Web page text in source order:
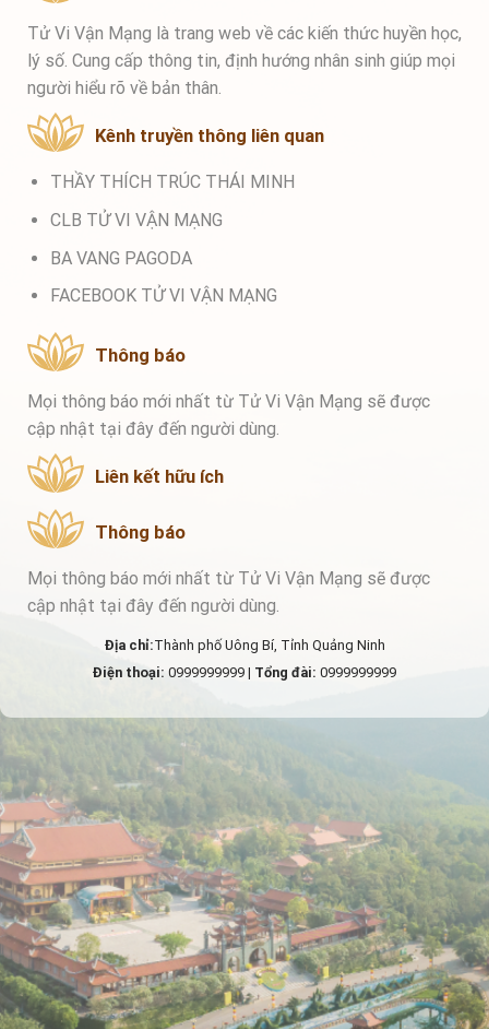
Tử Vi Vận Mạng là trang web về các kiến thức huyền học,
lý số. Cung cấp thông tin, định hướng nhân sinh giúp mọi
người hiểu rõ về bản thân.
Kênh truyền thông liên quan
THẦY THÍCH TRÚC THÁI MINH
CLB TỬ VI VẬN MẠNG
BA VANG PAGODA
FACEBOOK TỬ VI VẬN MẠNG
Thông báo
Mọi thông báo mới nhất từ Tử Vi Vận Mạng sẽ được
cập nhật tại đây đến người dùng.
Liên kết hữu ích
Thông báo
Mọi thông báo mới nhất từ Tử Vi Vận Mạng sẽ được
cập nhật tại đây đến người dùng.
Địa chỉ:Thành phố Uông Bí, Tỉnh Quảng Ninh
Điện thoại: 0999999999 | Tổng đài: 0999999999